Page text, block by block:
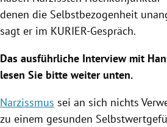
denen die Selbstbezogenheit
sagt er im KURIER-Gespräch.
Das ausführliche Interview mit
lesen Sie bitte weiter unten.
Narzissmus sei an sich nichts
zu einem gesunden